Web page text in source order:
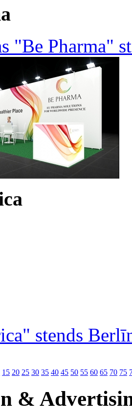
"Be Pharma"
stends
15 20 25 30 35 40 45 50 55 60 65 70 75
&